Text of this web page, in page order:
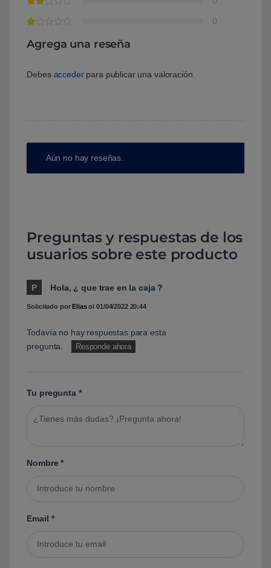
0
Agrega una reseña
Debes accederpara publicar una valoración.
Aún no hay reseñas.
Preguntas y respuestas de los
usuarios sobre este producto
P Hola, ¿ que trae en la caja ?
Solicitado porEliasol01/04/2022 20:44
Todavía no hay respuestas para esta
pregunta.
Responde ahora
Tu pregunta *
Nombre*
Email *